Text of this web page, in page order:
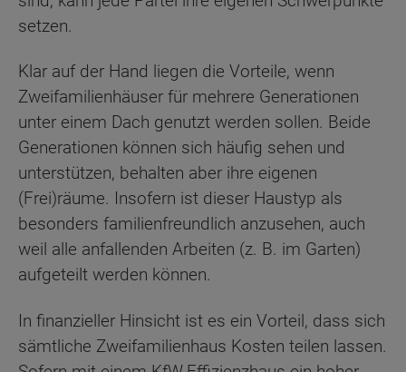
setzen.
Klar auf der Hand liegen die Vorteile, wenn
Zweifamilienhäuser für mehrere Generationen
unter einem Dach genutzt werden sollen. Beide
Generationen können sich häufig sehen und
unterstützen, behalten aber ihre eigenen
(Frei)räume. Insofern ist dieser Haustyp als
besonders familienfreundlich anzusehen, auch
weil alle anfallenden Arbeiten (z. B. im Garten)
aufgeteilt werden können.
In finanzieller Hinsicht ist es ein Vorteil, dass sich
sämtliche Zweifamilienhaus Kosten teilen lassen.